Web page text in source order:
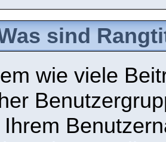
sind
wie viele